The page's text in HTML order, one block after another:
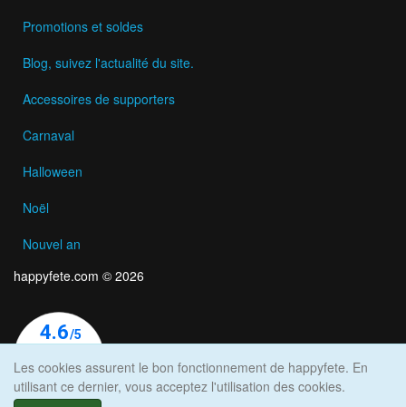
Promotions et soldes
Blog, suivez l'actualité du site.
Accessoires de supporters
Carnaval
Halloween
Noël
Nouvel an
happyfete.com © 2026
Les cookies assurent le bon fonctionnement de happyfete. En
utilisant ce dernier, vous acceptez l'utilisation des cookies.